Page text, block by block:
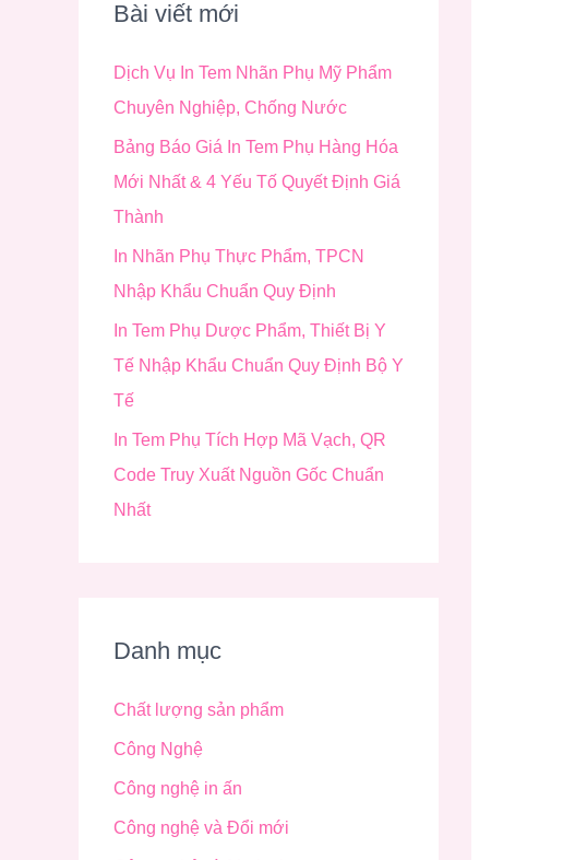
i
m
:
Bài viết mới
Dịch Vụ In Tem Nhãn Phụ Mỹ Phẩm
Chuyên Nghiệp, Chống Nước
Bảng Báo Giá In Tem Phụ Hàng Hóa
Mới Nhất & 4 Yếu Tố Quyết Định Giá
Thành
In Nhãn Phụ Thực Phẩm, TPCN
Nhập Khẩu Chuẩn Quy Định
In Tem Phụ Dược Phẩm, Thiết Bị Y
Tế Nhập Khẩu Chuẩn Quy Định Bộ Y
Tế
In Tem Phụ Tích Hợp Mã Vạch, QR
Code Truy Xuất Nguồn Gốc Chuẩn
Nhất
Danh mục
Chất lượng sản phẩm
Công Nghệ
Công nghệ in ấn
Công nghệ và Đổi mới